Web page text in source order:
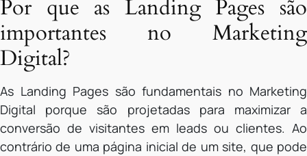
Por que as Landing Pages são
importantes no Marketing
Digital?
As Landing Pages são fundamentais no Marketing
Digital porque são projetadas para maximizar a
conversão de visitantes em leads ou clientes. Ao
contrário de uma página inicial de um site, que pode